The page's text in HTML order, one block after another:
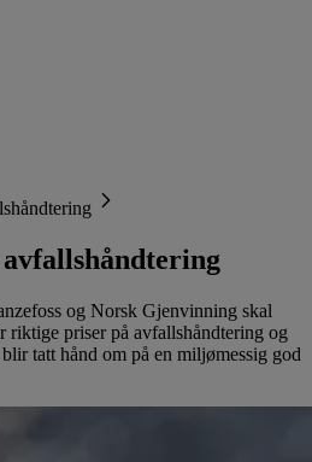
og Norsk Gjenvinning skal
riktige priser på avfallshåndtering og
tatt hånd om på en miljømessig god